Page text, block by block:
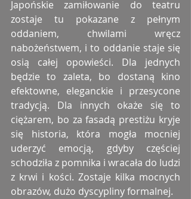
Japońskie zamiłowanie do teatru
zostaje tu pokazane z pełnym
oddaniem, chwilami wręcz
nabożeństwem, i to oddanie staje się
osią całej opowieści. Dla jednych
będzie to zaleta, bo dostaną kino
efektowne, eleganckie i przesycone
tradycją. Dla innych okaże się to
ciężarem, bo za fasadą prestiżu kryje
się historia, która mogła mocniej
uderzyć emocją, gdyby częściej
schodziła z pomnika i wracała do ludzi
z krwi i kości. Zostaje kilka mocnych
obrazów, dużo dyscypliny formalnej.